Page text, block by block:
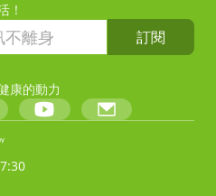
！
訂閱
康的動力